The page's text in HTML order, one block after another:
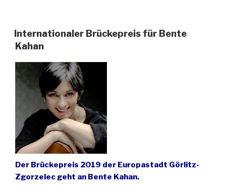
Riesengebirgspreises
für
Filip
Springer
Palmes“
Internationaler Brückepreis für Bente
Kahan
Der Brückepreis 2019 der Europastadt Görlitz-
Zgorzelec geht an Bente Kahan.